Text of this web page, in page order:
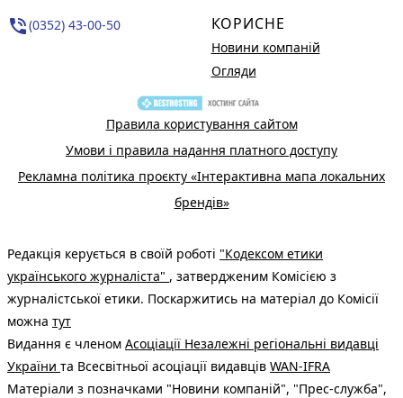
phone_in_talk(0352) 43-00-50 КОРИСНЕ
Новини компаній
Огляди
Правила користування сайтом
Умови і правила надання платного доступу
Рекламна політика проєкту «Інтерактивна мапа локальних
брендів»
Редакція керується в своїй роботі "Кодексом етики
українського журналіста" , затвердженим Комісією з
журналістської етики. Поскаржитись на матеріал до Комісії
можна тут
Видання є членом Асоціації Незалежні регіональні видавці
України та Всесвітньої асоціації видавців WAN-IFRA
Матеріали з позначками "Новини компаній", "Прес-служба",